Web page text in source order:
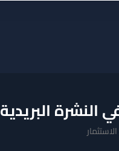
النشرة البريدية